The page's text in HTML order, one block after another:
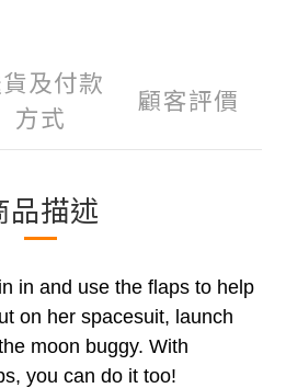
及付款
方式
顧客評價
品描述
in and use the flaps to help
on her spacesuit, launch
moon buggy. With
you can do it too!